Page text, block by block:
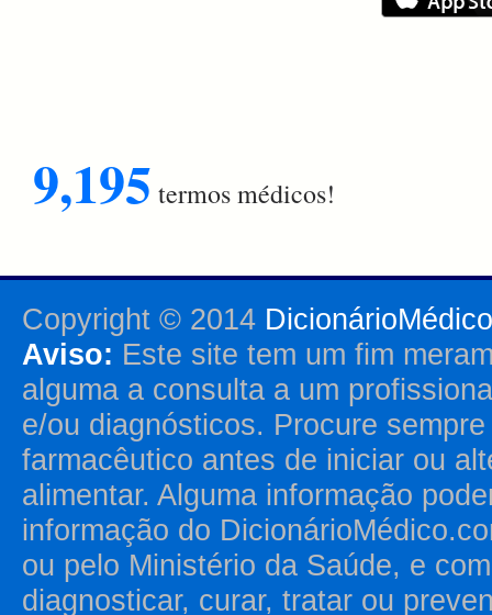
9,195 termos médicos!
Copyright © 2014
Aviso: Este site tem um fim
alguma a consulta a um
e/ou diagnósticos. Procure
farmacêutico antes de iniciar ou
alimentar. Alguma informação
informação do
ou pelo Ministério da Saúde, e
diagnosticar, curar, tratar ou